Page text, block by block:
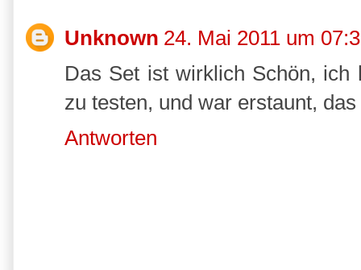
Unknown 24. Mai 2011 um
Das Set ist wirklich Schön, ich
zu testen, und war erstaunt,
Antworten